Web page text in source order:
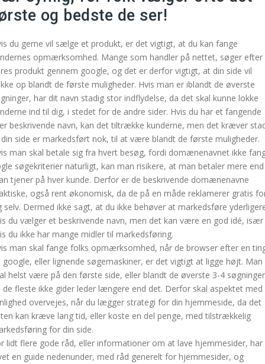
og bedste de ser!
du gerne vil sælge et produkt, er det vigtigt, at du kan fange
opmærksomhed. Mange som handler på nettet, søger efter
produkt gennem google, og det er derfor vigtigt, at din side vil
op blandt de første muligheder. Hvis man er iblandt de øverste
har dit navn stadig stor indflydelse, da det skal kunne lokke
ind til dig, i stedet for de andre sider. Hvis du har et fangende
beskrivende navn, kan det tiltrække kunderne, men det kræver
side er markedsført nok, til at være blandt de første muligheder.
man skal betale sig fra hvert besøg, fordi domænenavnet ikke
søgekriterier naturligt, kan man risikere, at man betaler mere end
tjener på hver kunde. Derfor er de beskrivende domænenavne
også rent økonomisk, da de på en måde reklamerer gratis
selv. Dermed ikke sagt, at du ikke behøver at markedsføre
du vælger et beskrivende navn, men det kan være en god idé, især
du ikke har mange midler til markedsføring.
man skal fange folks opmærksomhed, når de browser efter en
google, eller lignende søgemaskiner, er det vigtigt at ligge højt. Man
helst være på den første side, eller blandt de øverste 3-4
de fleste ikke gider leder længere end det. Derfor skal aspektet med
overvejes, når du lægger strategi for din hjemmeside, da det
kan kræve lang tid, eller koste en del penge, med tilstrækkelig
for din side.
lidt flere gode råd, eller informationer om at lave hjemmesider, har
en guide nedenunder, med råd generelt for hjemmesider, og